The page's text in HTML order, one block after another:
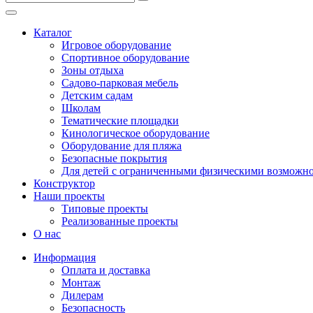
Безопасные покрытия
Игровые комплексы от 3 до 7 лет
Игровые комплексы от 5 до 12 лет
Горки
Игровые элементы
Качели балансирные
Качалки на пружине
Качели
Песочницы
Песочные городки
Детские столики и скамьи
Домики-беседки
Теневые навесы и сцены
Развивающие игровые элементы
ПДД для детей
Спортивное оборудование
Оборудование для пляжа
Безопасные покрытия
Для детей с ограниченными физическими
Каталог
Игровое оборудование
Спортивное оборудование
Зоны отдыха
Садово-парковая мебель
Детским садам
Школам
Тематические площадки
Кинологическое оборудование
Оборудование для пляжа
Безопасные покрытия
Для детей с ограниченными физическими
Конструктор
Наши проекты
Типовые проекты
Реализованные проекты
О нас
Информация
Оплата и доставка
Монтаж
Дилерам
Безопасность